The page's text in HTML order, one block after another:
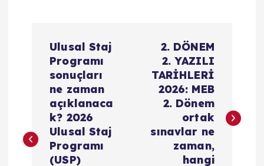
g
Ulusal Staj
Programı
sonuçları
ne zaman
açıklanaca
k? 2026
Ulusal Staj
Programı
(USP)
2. DÖNEM
2. YAZILI
TARİHLERİ
2026: MEB
2. Dönem
ortak
sınavlar ne
zaman,
hangi